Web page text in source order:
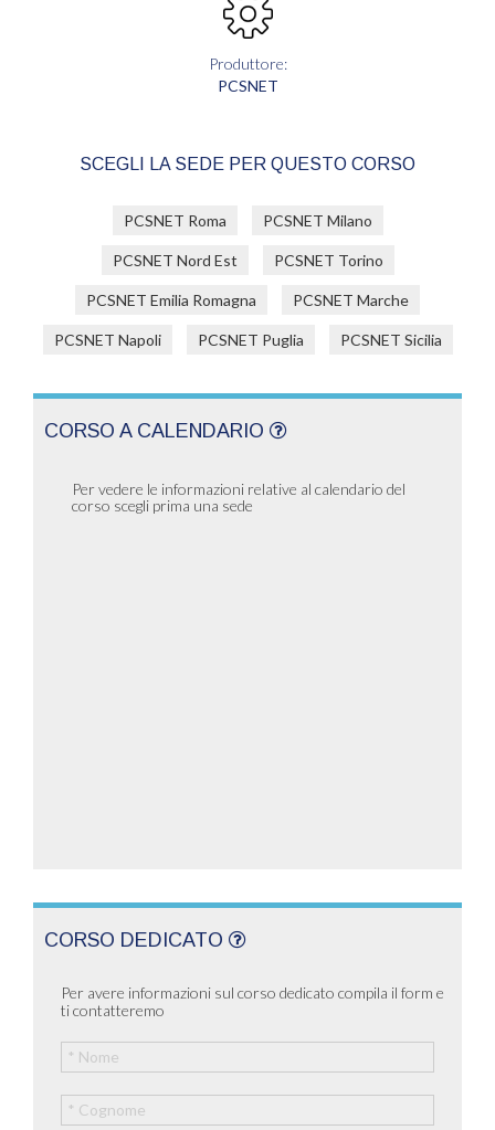
Produttore:
PCSNET
SCEGLI LA SEDE PER QUESTO CORSO
PCSNET Roma PCSNET Milano
PCSNET Nord Est PCSNET Torino
PCSNET Emilia Romagna PCSNET Marche
PCSNET Napoli PCSNET Puglia PCSNET Sicilia
CORSO A CALENDARIO
Per vedere le informazioni relative al calendario del
corso scegli prima una sede
CORSO DEDICATO
Per avere informazioni sul corso dedicato compila il form e
ti contatteremo